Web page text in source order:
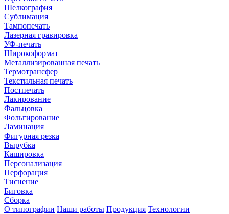
Шелкография
Сублимация
Тампопечать
Лазерная гравировка
УФ-печать
Широкоформат
Металлизированная печать
Термотрансфер
Текстильная печать
Постпечать
Лакирование
Фальцовка
Фольгирование
Ламинация
Фигурная резка
Вырубка
Кашировка
Персонализация
Перфорация
Тиснение
Биговка
Сборка
О типографии Наши работы Продукция Технологии